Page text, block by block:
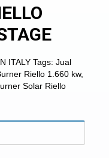
ITALY Tags: Jual
Riello 1.660 kw,
Solar Riello